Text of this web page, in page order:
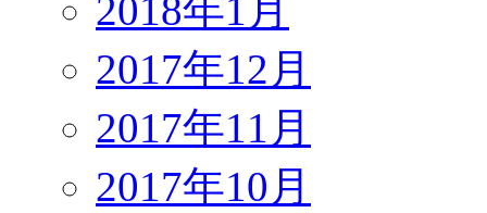
2018年1月
2017年12月
2017年11月
2017年10月